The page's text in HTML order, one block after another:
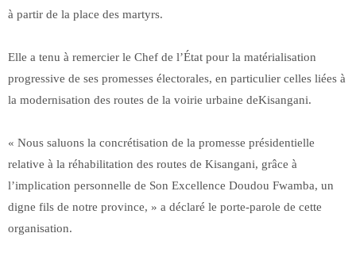
à partir de la place des martyrs.
Elle a tenu à remercier le Chef de l’État pour la matérialisation
progressive de ses promesses électorales, en particulier celles liées à
la modernisation des routes de la voirie urbaine deKisangani.
« Nous saluons la concrétisation de la promesse présidentielle
relative à la réhabilitation des routes de Kisangani, grâce à
l’implication personnelle de Son Excellence Doudou Fwamba, un
digne fils de notre province, » a déclaré le porte-parole de cette
organisation.